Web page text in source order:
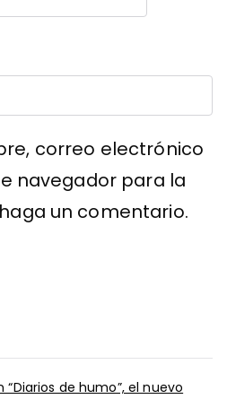
correo electrónico
navegador para la
un comentario.
de humo”, el nuevo